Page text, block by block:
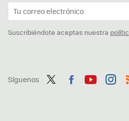
Suscribiéndote aceptas nuestra
Síguenos